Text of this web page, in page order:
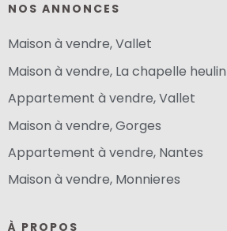
NOS ANNONCES
Maison à vendre, Vallet
Maison à vendre, La chapelle heulin
Appartement à vendre, Vallet
Maison à vendre, Gorges
Appartement à vendre, Nantes
Maison à vendre, Monnieres
À PROPOS